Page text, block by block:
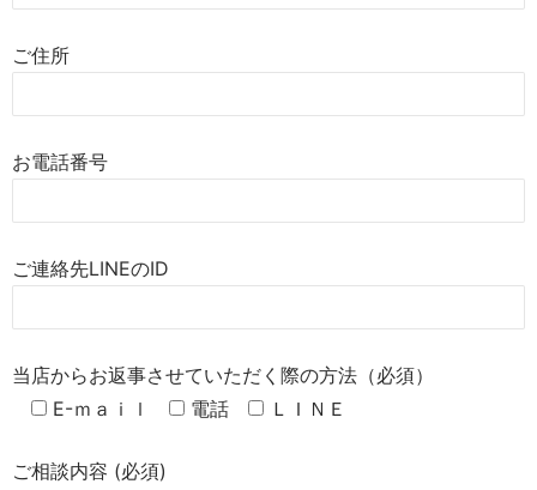
ご住所
お電話番号
ご連絡先LINEのID
当店からお返事させていただく際の方法（必須）
E-ｍａｉｌ
電話 ＬＩＮＥ
ご相談内容 (必須)